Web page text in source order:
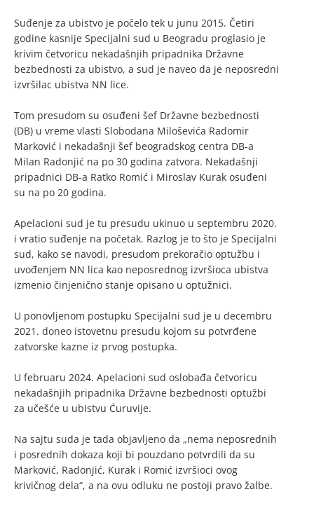
Suđenje za ubistvo je počelo tek u junu 2015. Četiri
godine kasnije Specijalni sud u Beogradu proglasio je
krivim četvoricu nekadašnjih pripadnika Državne
bezbednosti za ubistvo, a sud je naveo da je neposredni
izvršilac ubistva NN lice.
Tom presudom su osuđeni šef Državne bezbednosti
(DB) u vreme vlasti Slobodana Miloševića Radomir
Marković i nekadašnji šef beogradskog centra DB-a
Milan Radonjić na po 30 godina zatvora. Nekadašnji
pripadnici DB-a Ratko Romić i Miroslav Kurak osuđeni
su na po 20 godina.
Apelacioni sud je tu presudu ukinuo u septembru 2020.
i vratio suđenje na početak. Razlog je to što je Specijalni
sud, kako se navodi, presudom prekoračio optužbu i
uvođenjem NN lica kao neposrednog izvršioca ubistva
izmenio činjenično stanje opisano u optužnici.
U ponovljenom postupku Specijalni sud je u decembru
2021. doneo istovetnu presudu kojom su potvrđene
zatvorske kazne iz prvog postupka.
U februaru 2024. Apelacioni sud oslobađa četvoricu
nekadašnjih pripadnika Državne bezbednosti optužbi
za učešće u ubistvu Ćuruvije.
Na sajtu suda je tada objavljeno da „nema neposrednih
i posrednih dokaza koji bi pouzdano potvrdili da su
Marković, Radonjić, Kurak i Romić izvršioci ovog
krivičnog dela“, a na ovu odluku ne postoji pravo žalbe.